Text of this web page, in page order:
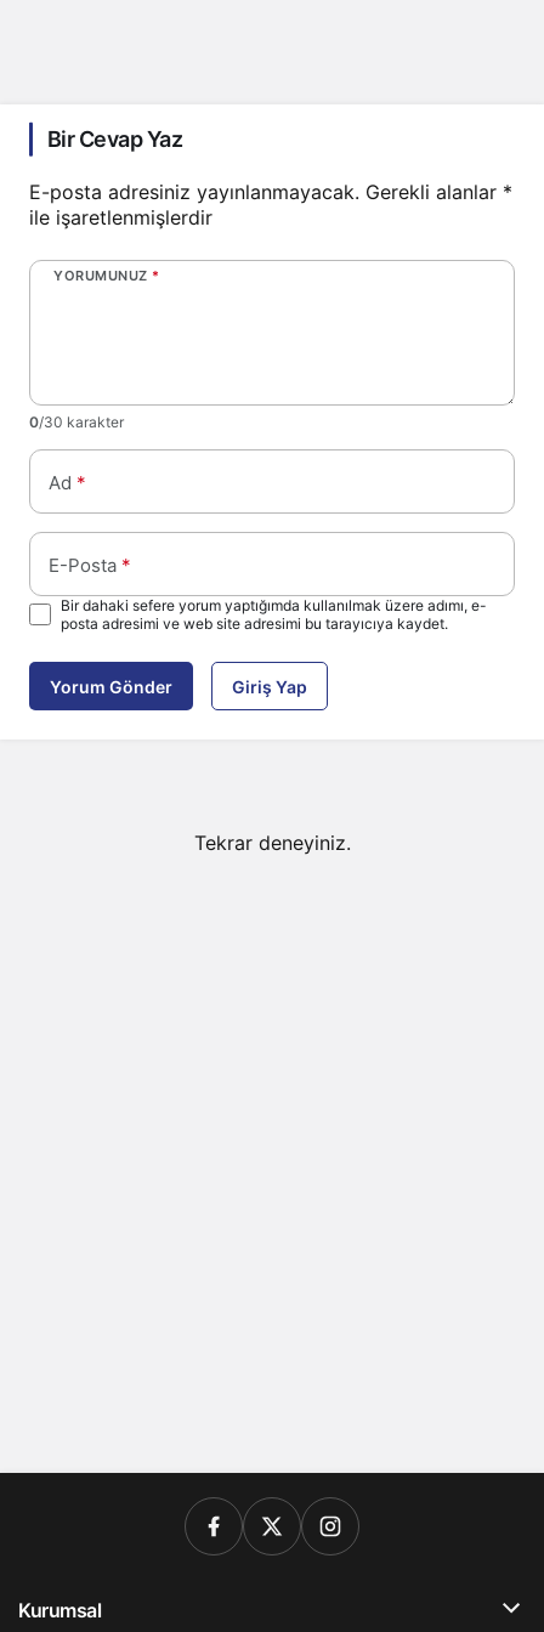
Bir Cevap Yaz
E-posta adresiniz yayınlanmayacak. Gerekli alanlar *
ile işaretlenmişlerdir
YORUMUNUZ *
0/30 karakter
Ad *
E-Posta *
Bir dahaki sefere yorum yaptığımda kullanılmak üzere adımı, e-
posta adresimi ve web site adresimi bu tarayıcıya kaydet.
Yorum Gönder Giriş Yap
Tekrar deneyiniz.
Kurumsal